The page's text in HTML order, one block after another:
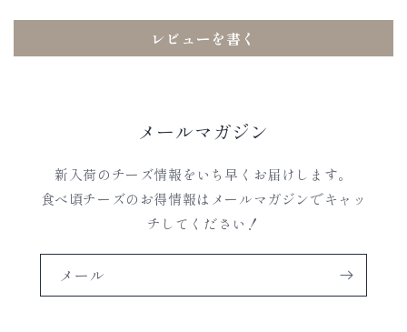
レビューを書く
メールマガジン
新入荷のチーズ情報をいち早くお届けします。
食べ頃チーズのお得情報はメールマガジンでキャッ
チしてください！
メール